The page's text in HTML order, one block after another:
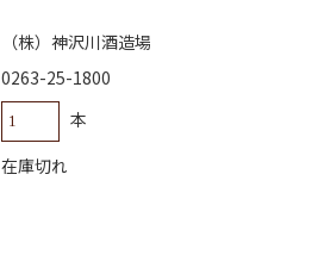
（株）神沢川酒造場
0263-25-1800
本
在庫切れ